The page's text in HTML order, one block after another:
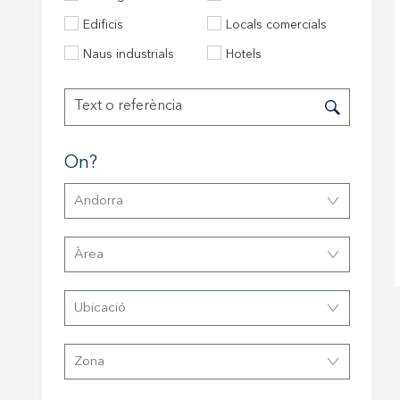
Edificis Locals comercials
Naus industrials Hotels
On?
Andorra
àrea
Ubicació
Zona